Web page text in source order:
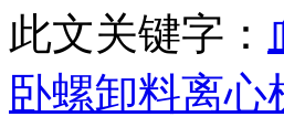
此文关键字：
卧螺卸料离心